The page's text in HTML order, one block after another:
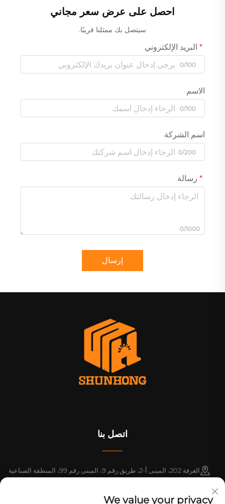
احصل على عرض سعر مجاني
سيتصل بك ممثلنا قريبًا.
البريد الإلكتروني
0/100
الاسم
0/100
اسم الشركة
0/200
رسالة
0/1000
إرسال
اتصل بنا
الغرفة 202، المبنى أ-2، طريق رقم 9، المبنى رقم 99، المنطقة الصناعية
We value your privacy